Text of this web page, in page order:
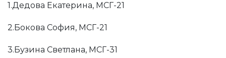
1.Дедова Екатерина, МСГ-21
2.Бокова София, МСГ-21
3.Бузина Светлана, МСГ-31